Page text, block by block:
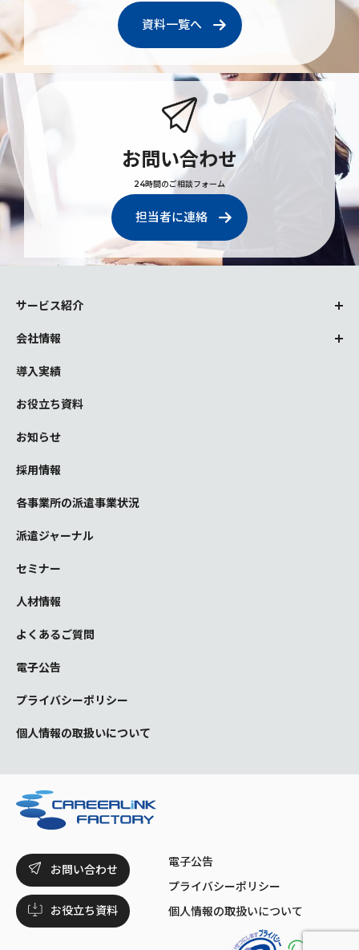
資料一覧へ
お問い合わせ
24時間のご相談フォーム
担当者に連絡
お問い合わせ
お役立ち資料
電子公告
プライバシーポリシー
個人情報の取扱いについて
サービス紹介
会社情報
導入実績
お役立ち資料
お知らせ
採用情報
各事業所の派遣事業状況
派遣ジャーナル
セミナー
人材情報
よくあるご質問
電子公告
プライバシーポリシー
個人情報の取扱いについて